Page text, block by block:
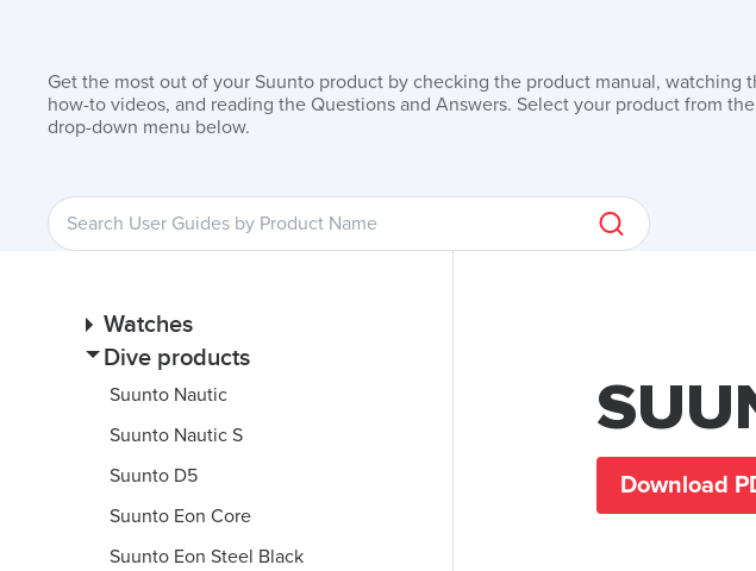
Get the most out of your Suunto product by checking the product manual, watching
how-to videos, and reading the Questions and Answers. Select your product from the
drop-down menu below.
Watches
Dive products
Suunto Nautic
Suunto Nautic S
Suunto D5
Suunto Eon Core
Suunto Eon Steel Black
Download